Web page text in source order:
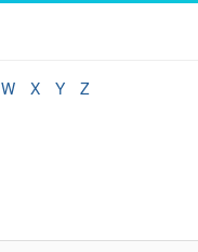
W X Y
Z